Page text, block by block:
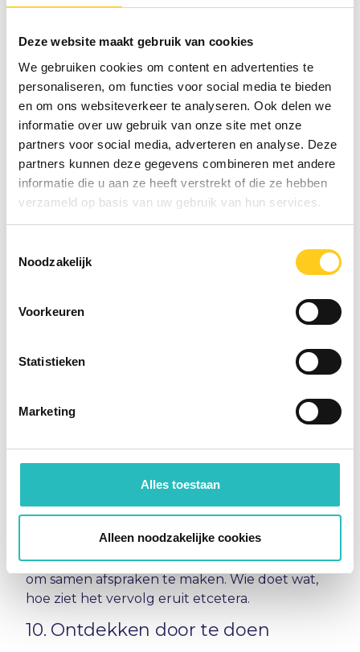
Deze website maakt gebruik van cookies
We gebruiken cookies om content en advertenties te
personaliseren, om functies voor social media te bieden
en om ons websiteverkeer te analyseren. Ook delen we
informatie over uw gebruik van onze site met onze
partners voor social media, adverteren en analyse. Deze
partners kunnen deze gegevens combineren met andere
informatie die u aan ze heeft verstrekt of die ze hebben
verzameld op basis van uw gebruik van hun services.
Noodzakelijk
Voorkeuren
Statistieken
Marketing
Alles toestaan
Alleen noodzakelijke cookies
De belangrijkste verantwoordelijkheid van een
waarin iedere deelnemer kan floreren. Een
facilitator analyseert het functioneren van de
groep als geheel, en kijkt naar de rol van de
individuen binnen de groepsdynamiek.
Luisteren en doorvragen is een van de
belangrijkste eigenschappen van een facilitator.
In het leiden van het gesprek geef je soms een
samenvatting en bewaak je dat iedereen de
ruimte krijgt om bij te dragen.
In de voorbereiding is het goed om niet een te
even tijd nodig om in een onderwerp te komen,
afwisseling tussen plenair en groepjes kost tijd,
gesprekken. En een planning loopt eigenlijk
tijdnood komt. Geef vooraf aan dat jij de tijd
tijdsdruk aankomen. Niet omdat er te weinig
tijd is, maar omdat dat kwaliteit oplevert.
9. Samen vervolgafspraken maken
en terugkoppelen
Aan het einde van een sessie is het belangrijk
om samen afspraken te maken. Wie doet wat,
hoe ziet het vervolg eruit etcetera.
10. Ontdekken door te doen